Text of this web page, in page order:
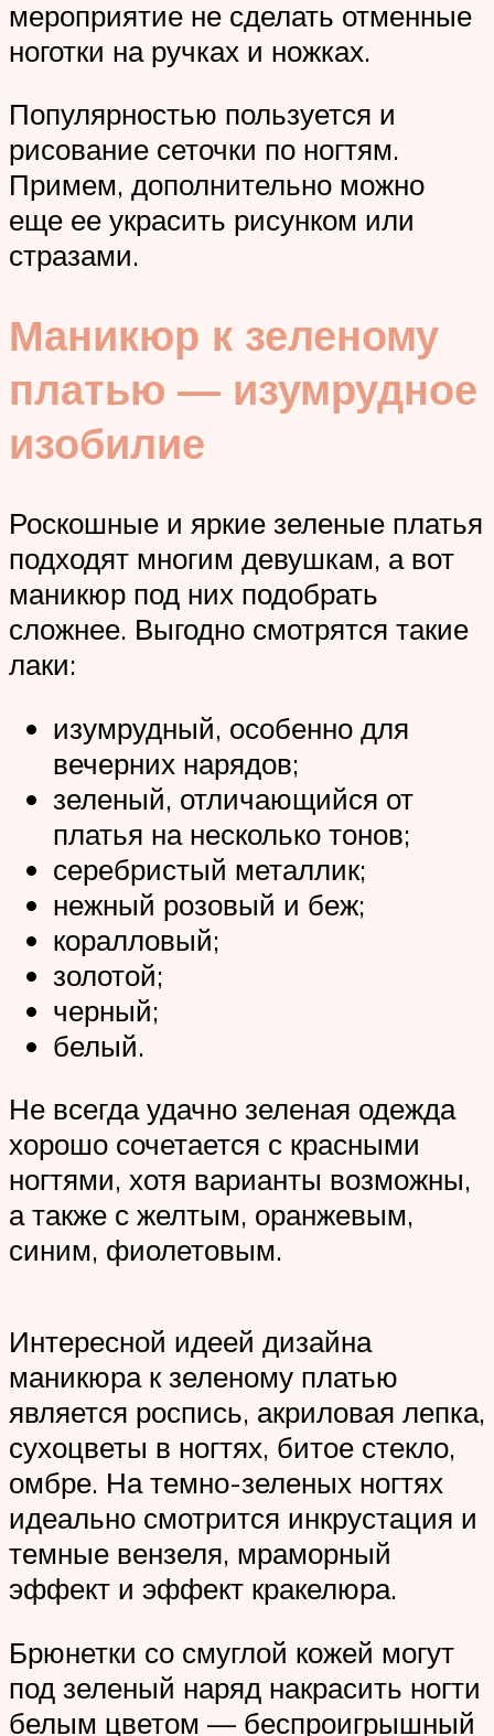
мероприятие не сделать отменные
ноготки на ручках и ножках.
Популярностью пользуется и
рисование сеточки по ногтям.
Примем, дополнительно можно
еще ее украсить рисунком или
стразами.
Маникюр к зеленому
платью — изумрудное
изобилие
Роскошные и яркие зеленые платья
подходят многим девушкам, а вот
маникюр под них подобрать
сложнее. Выгодно смотрятся такие
лаки:
изумрудный, особенно для
вечерних нарядов;
зеленый, отличающийся от
платья на несколько тонов;
серебристый металлик;
нежный розовый и беж;
коралловый;
золотой;
черный;
белый.
Не всегда удачно зеленая одежда
хорошо сочетается с красными
ногтями, хотя варианты возможны,
а также с желтым, оранжевым,
синим, фиолетовым.
Интересной идеей дизайна
маникюра к зеленому платью
является роспись, акриловая лепка,
сухоцветы в ногтях, битое стекло,
омбре. На темно-зеленых ногтях
идеально смотрится инкрустация и
темные вензеля, мраморный
эффект и эффект кракелюра.
Брюнетки со смуглой кожей могут
под зеленый наряд накрасить ногти
белым цветом — беспроигрышный